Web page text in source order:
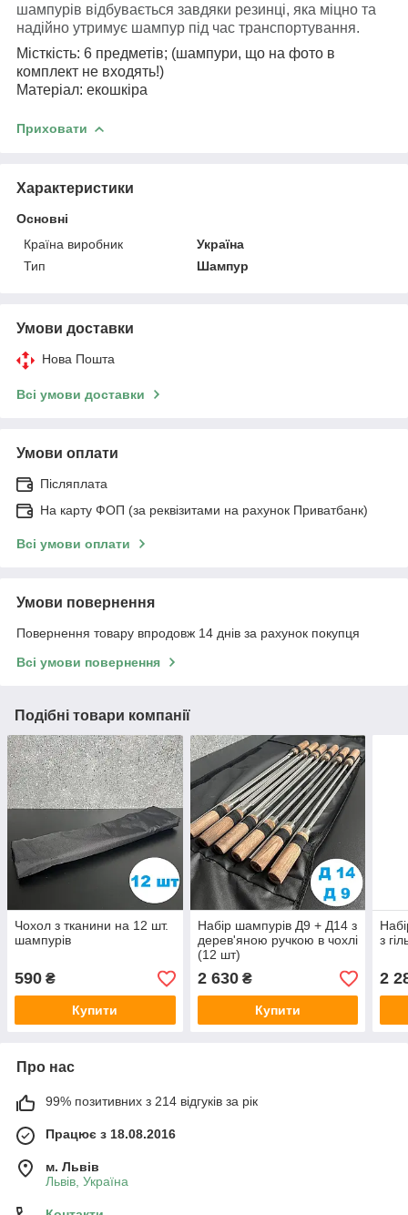
шампурів відбувається завдяки резинці, яка міцно та
надійно утримує шампур під час транспортування.
Місткість: 6 предметів; (шампури, що на фото в
комплект не входять!)
Матеріал: екошкіра
Приховати
Характеристики
Основні
Країна виробник
Україна
Тип
Шампур
Умови доставки
Нова Пошта
Всі умови доставки
Умови оплати
Післяплата
На карту ФОП (за реквізитами на рахунок Приватбанк)
Всі умови оплати
Умови повернення
Повернення товару впродовж 14 днів за рахунок покупця
Всі умови повернення
Подібні товари компанії
Чохол з тканини на 12 шт.
шампурів
590 ₴
Купити
Набір шампурів Д9 + Д14 з
дерев'яною ручкою в чохлі
(12 шт)
2 630₴
Купити
з
2
Про нас
99% позитивних з 214 відгуків за рік
Працює з 18.08.2016
м. Львів
Львів, Україна